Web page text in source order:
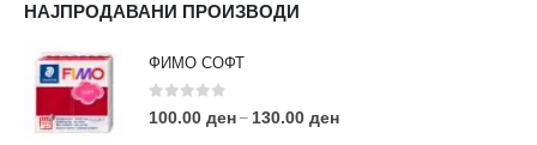
НАЈПРОДАВАНИ ПРОИЗВОДИ
ФИМО СОФТ
0 out of 5
100.00 ден – 130.00 ден